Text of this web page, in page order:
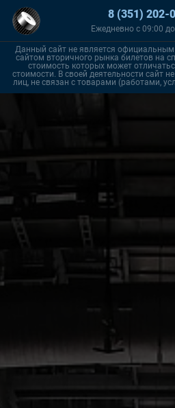
8 (351) 202-
Ежедневно с 09:00
Данный сайт не является официальным
сайтом вторичного рынка билетов на
стоимость которых может
стоимости. В своей деятельности сайт
лиц, не связан с товарами (работами,